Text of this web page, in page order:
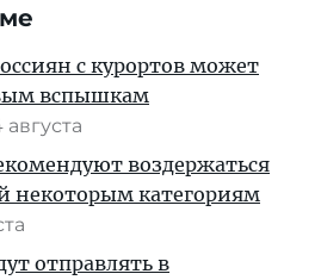
с курортов может
вспышкам
августа
воздержаться
некоторым категориям
отправлять в